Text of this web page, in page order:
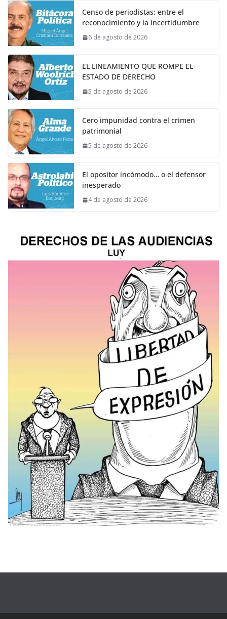
Censo de periodistas: entre el
reconocimiento y la incertidumbre
6 de agosto de 2026
EL LINEAMIENTO QUE ROMPE EL
ESTADO DE DERECHO
5 de agosto de 2026
Cero impunidad contra el crimen
patrimonial
5 de agosto de 2026
El opositor incómodo… o el defensor
inesperado
4 de agosto de 2026